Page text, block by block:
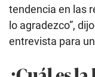
tendencia en las
lo agradezco”,
entrevista para